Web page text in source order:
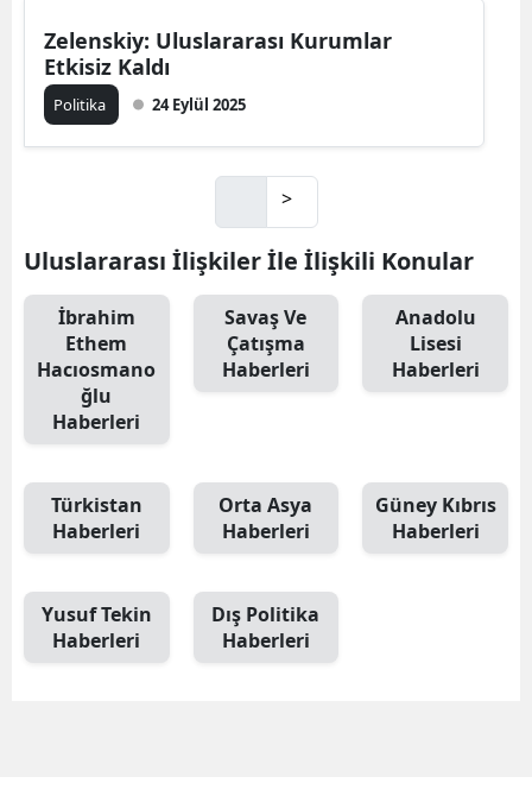
Zelenskiy: Uluslararası Kurumlar
Etkisiz Kaldı
Politika 24 Eylül 2025
>
Uluslararası İlişkiler İle İlişkili Konular
İbrahim
Ethem
Hacıosmano
ğlu
Haberleri
Savaş Ve
Çatışma
Haberleri
Anadolu
Lisesi
Haberleri
Türkistan
Haberleri
Orta Asya
Haberleri
Güney Kıbrıs
Haberleri
Yusuf Tekin
Haberleri
Dış Politika
Haberleri